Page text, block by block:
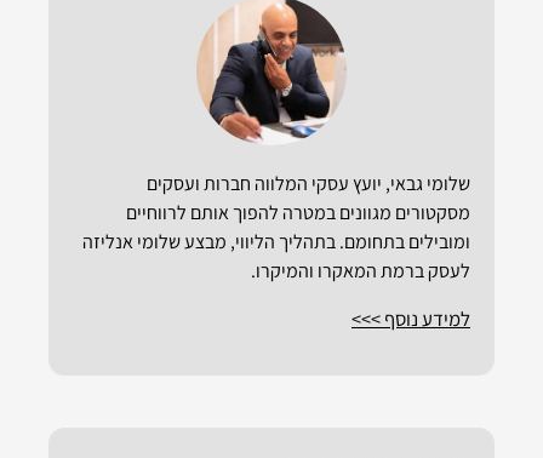
שלומי גבאי, יועץ עסקי המלווה חברות ועסקים
מסקטורים מגוונים במטרה להפוך אותם לרווחיים
ומובילים בתחומם. בתהליך הליווי, מבצע שלומי אנליזה
לעסק ברמת המאקרו והמיקרו.
למידע נוסף >>>